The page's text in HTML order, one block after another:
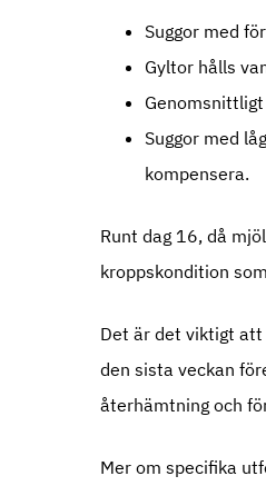
Suggor med
Gyltor hålls
Suggor med
kompensera.
Runt dag 16, då
kroppskondition
Det är det viktigt
den sista veckan
återhämtning och
Mer om specifika